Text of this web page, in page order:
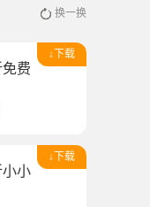
换一换
↓下载
费买断版）
↓下载
小英雄）